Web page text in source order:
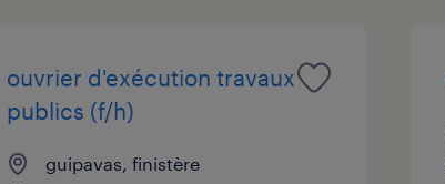
ouvrier d'exécution travaux
publics (f/h)
guipavas, finistère